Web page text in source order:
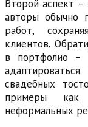
Второй аспект
авторы обычно
работ,
клиентов.
в портфолио –
свадебных
примеры как
неформальных